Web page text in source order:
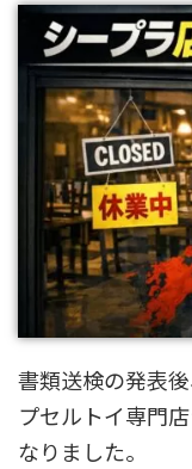
書類送検の発表
プセルトイ専門
なりました。